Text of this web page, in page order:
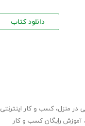
دانلود کتاب
در منزل، کسب و کار اینترنتی
آموزش رایگان کسب و کار